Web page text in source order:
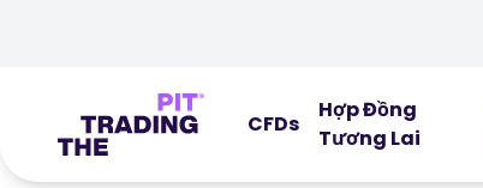
CFDs
Hợp Đồng
Tương Lai